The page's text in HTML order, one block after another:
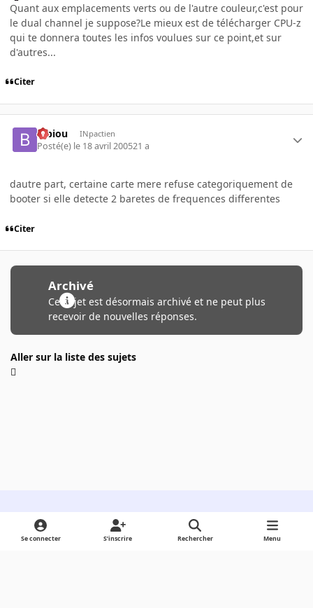
Quant aux emplacements verts ou de l'autre couleur,c'est pour
le dual channel je suppose?Le mieux est de télécharger CPU-z
qui te donnera toutes les infos voulues sur ce point,et sur
d'autres...
Citer
Bibiou INpactien
Posté(e) le 18 avril 200521 a
dautre part, certaine carte mere refuse categoriquement de
booter si elle detecte 2 baretes de frequences differentes
Citer
Archivé
Ce sujet est désormais archivé et ne peut plus
recevoir de nouvelles réponses.
Aller sur la liste des sujets
Light ModeDark ModeSystem Preference
Se connecter S’inscrire Rechercher Menu